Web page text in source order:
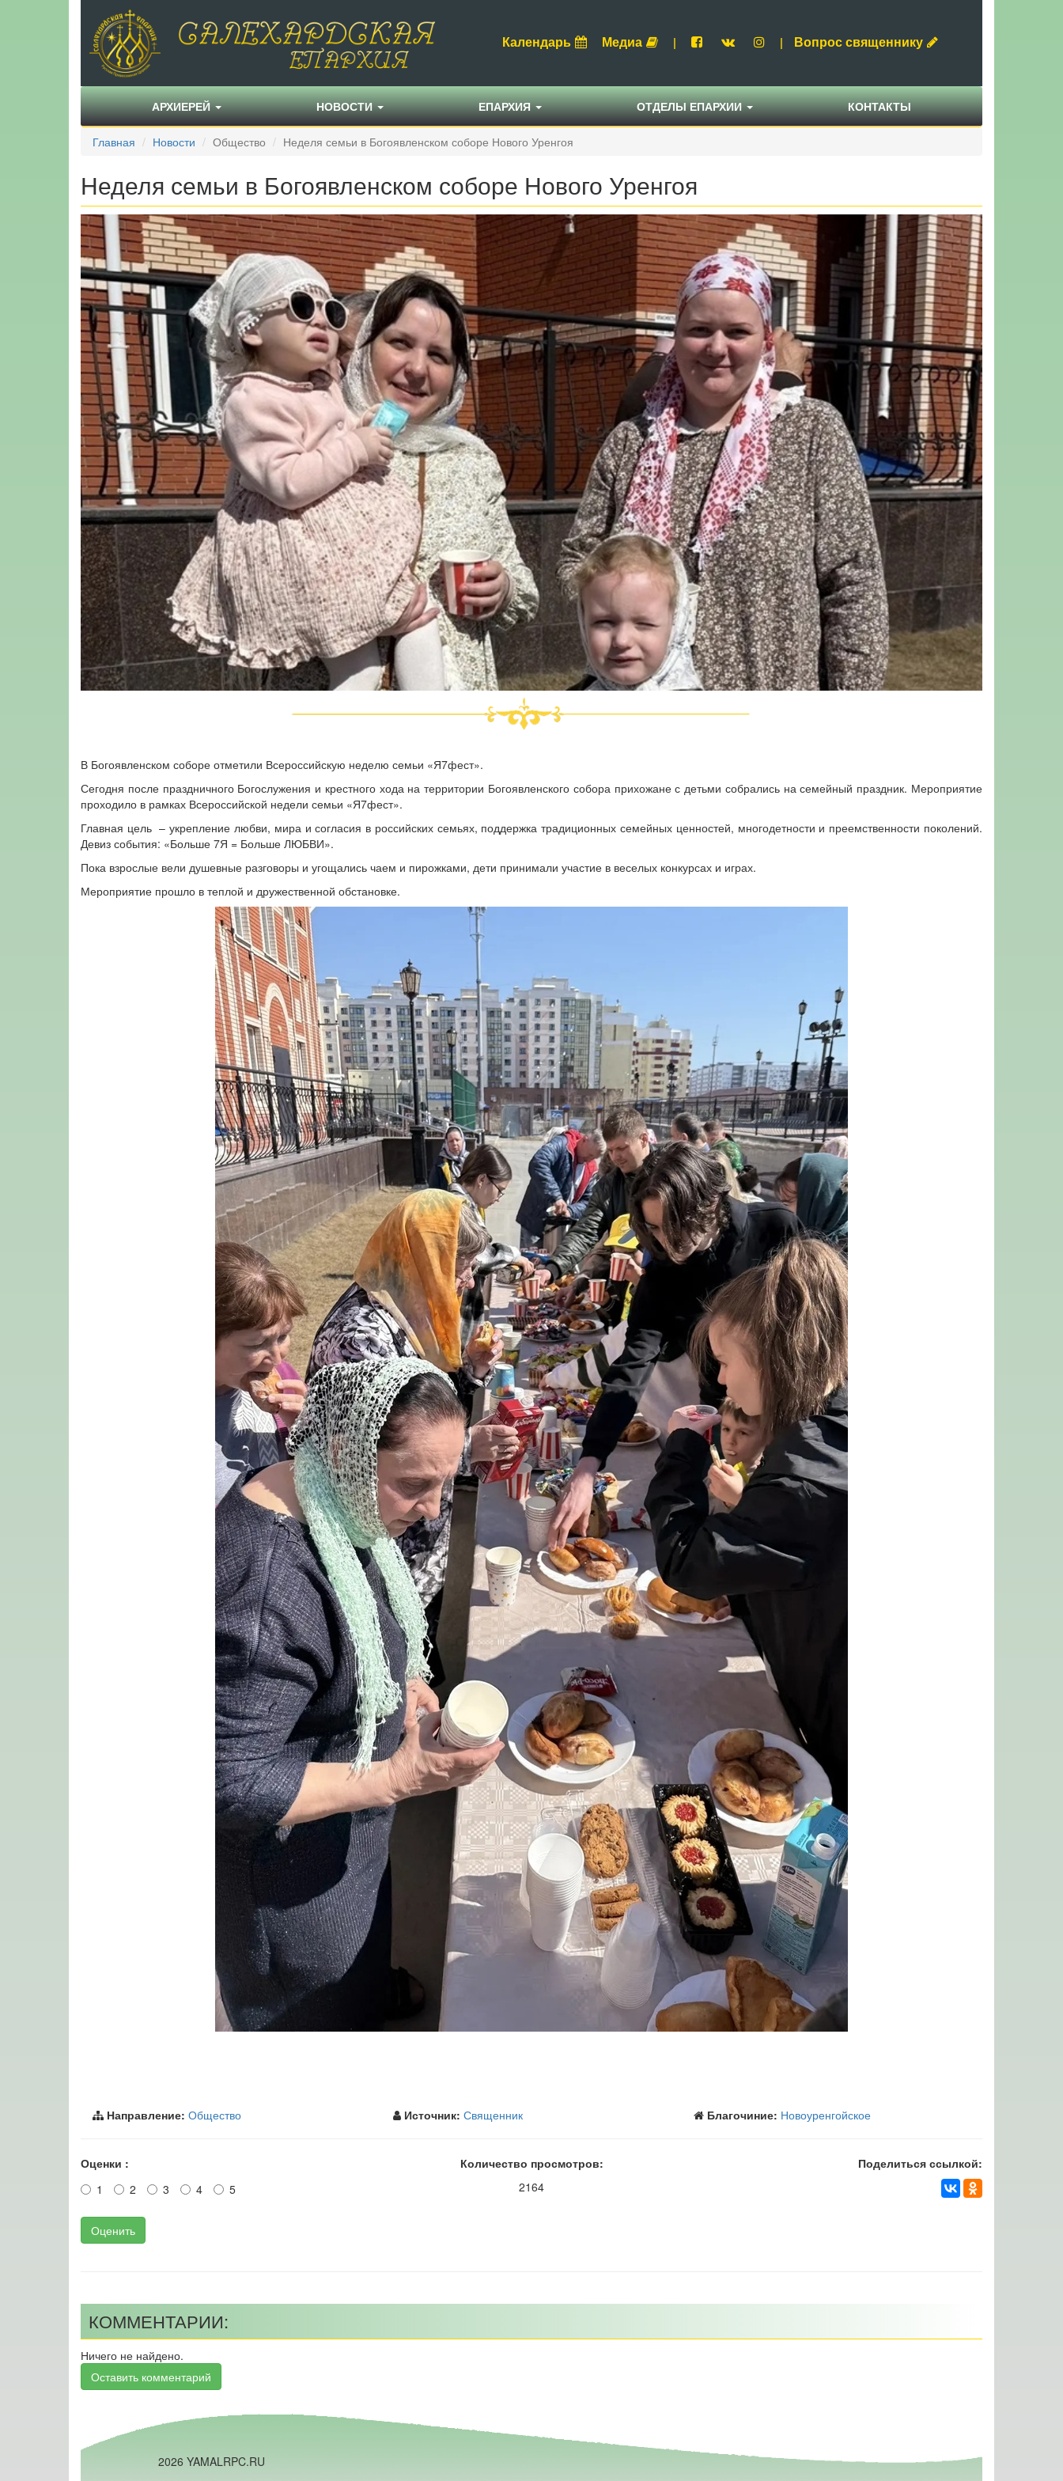
Календарь Медиа | | Вопрос священнику
АРХИЕРЕЙ НОВОСТИ ЕПАРХИЯ ОТДЕЛЫ ЕПАРХИИ КОНТАКТЫ
Главная Новости Общество Неделя семьи в Богоявленском соборе Нового Уренгоя
Неделя семьи в Богоявленском соборе Нового Уренгоя
В Богоявленском соборе отметили Всероссийскую неделю семьи «Я7фест».
Сегодня после праздничного Богослужения и крестного хода на территории Богоявленского собора прихожане с детьми собрались на семейный праздник. Мероприятие
проходило в рамках Всероссийской недели семьи «Я7фест».
Главная цель – укрепление любви, мира и согласия в российских семьях, поддержка традиционных семейных ценностей, многодетности и преемственности поколений.
Девиз события: «Больше 7Я = Больше ЛЮБВИ».
Пока взрослые вели душевные разговоры и угощались чаем и пирожками, дети принимали участие в веселых конкурсах и играх.
Мероприятие прошло в теплой и дружественной обстановке.
Направление: Общество Источник: Священник Благочиние: Новоуренгойское
Оценки :
1
2 3 4 5
Оценить
Количество просмотров:
2164
Поделиться ссылкой:
КОММЕНТАРИИ:
Ничего не найдено.
Оставить комментарий
2026 YAMALRPC.RU